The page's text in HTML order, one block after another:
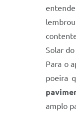
Solar
Para o
poeira
amplo